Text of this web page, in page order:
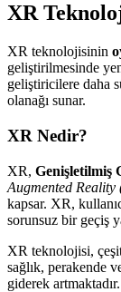
XR
XR teknolojisinin
geliştirilmesinde
geliştiricilere daha
olanağı sunar.
XR Nedir?
XR, Genişletilmiş
Augmented Reality
kapsar. XR,
sorunsuz bir geçiş
XR teknolojisi,
sağlık, perakende
giderek artmaktadır.